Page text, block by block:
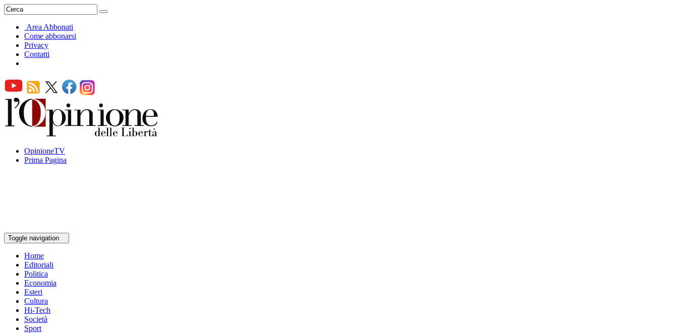
Area Abbonati
Come abbonarsi
Privacy
Contatti
OpinioneTV
Prima Pagina
Toggle navigation
Home
Editoriali
Politica
Economia
Esteri
Cultura
Hi-Tech
Società
Sport